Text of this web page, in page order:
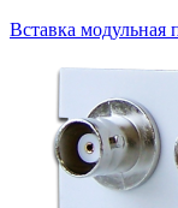
Вставка модульная